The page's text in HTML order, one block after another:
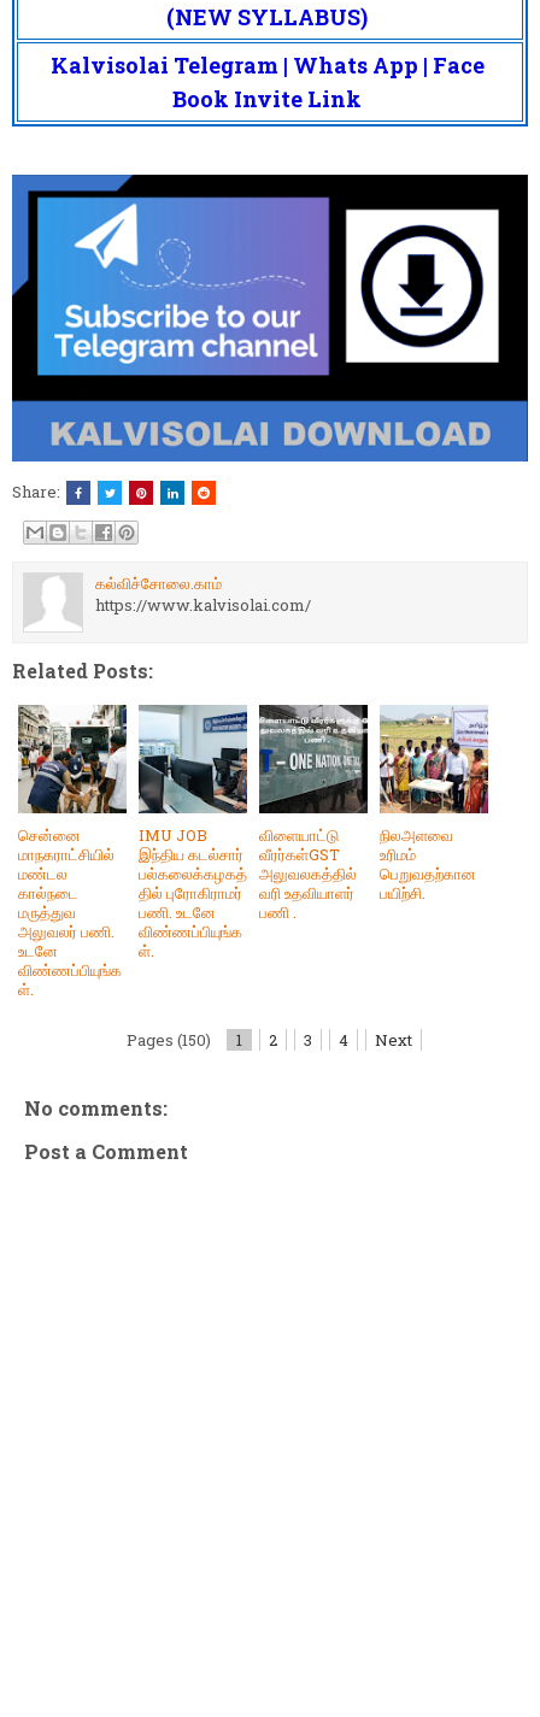
(NEW SYLLABUS)
Kalvisolai Telegram | Whats App | Face
Book Invite Link
Share:
கல்விச்சோலை.காம்
https://www.kalvisolai.com/
Related Posts:
சென்னை
மாநகராட்சியில்
மண்டல
கால்நடை
மருத்துவ
அலுவலர் பணி.
உடனே
விண்ணப்பியுங்க
ள்.
IMU JOB
இந்திய கடல்சார்
பல்கலைக்கழகத்
தில் புரோகிராமர்
பணி. உடனே
விண்ணப்பியுங்க
ள்.
விளையாட்டு
வீரர்கள்GST
அலுவலகத்தில்
வரி உதவியாளர்
பணி .
நிலஅளவை
உரிமம்
பெறுவதற்கான
பயிற்சி.
Pages (150) 1 2 3 4 Next
No comments:
Post a Comment